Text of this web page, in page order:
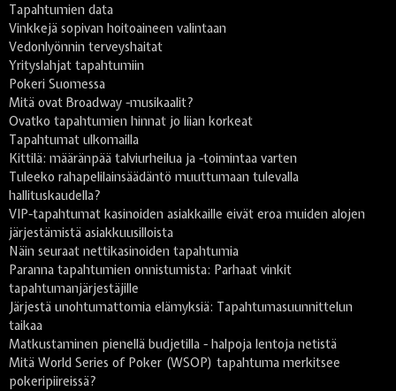
Tapahtumien data
Vinkkejä sopivan hoitoaineen valintaan
Vedonlyönnin terveyshaitat
Yrityslahjat tapahtumiin
Pokeri Suomessa
Mitä ovat Broadway -musikaalit?
Ovatko tapahtumien hinnat jo liian korkeat
Tapahtumat ulkomailla
Kittilä: määränpää talviurheilua ja -toimintaa varten
Tuleeko rahapelilainsäädäntö muuttumaan tulevalla
hallituskaudella?
VIP-tapahtumat kasinoiden asiakkaille eivät eroa muiden alojen
järjestämistä asiakkuusilloista
Näin seuraat nettikasinoiden tapahtumia
Paranna tapahtumien onnistumista: Parhaat vinkit
tapahtumanjärjestäjille
Järjestä unohtumattomia elämyksiä: Tapahtumasuunnittelun
taikaa
Matkustaminen pienellä budjetilla - halpoja lentoja netistä
Mitä World Series of Poker (WSOP) tapahtuma merkitsee
pokeripiireissä?